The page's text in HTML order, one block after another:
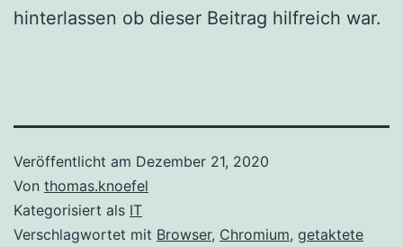
hinterlassen ob dieser Beitrag hilfreich war.
Veröffentlicht am Dezember 21, 2020
Von thomas.knoefel
Kategorisiert als IT
Verschlagwortet mit Browser, Chromium, getaktete